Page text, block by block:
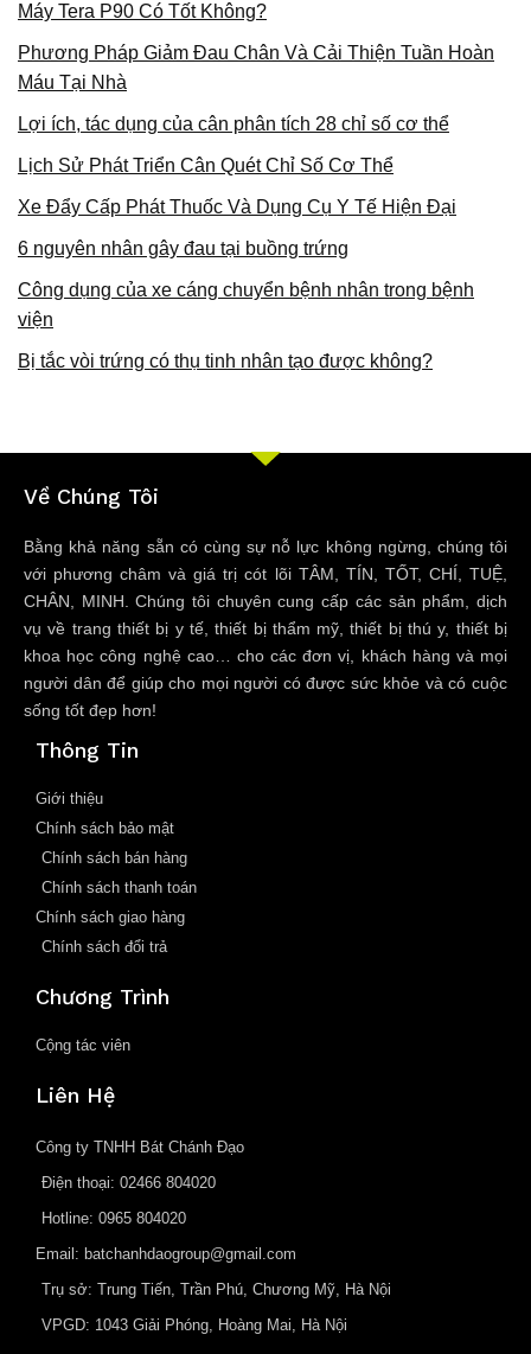
Máy Tera P90 Có Tốt Không?
Phương Pháp Giảm Đau Chân Và Cải Thiện Tuần Hoàn
Máu Tại Nhà
Lợi ích, tác dụng của cân phân tích 28 chỉ số cơ thể
Lịch Sử Phát Triển Cân Quét Chỉ Số Cơ Thể
Xe Đẩy Cấp Phát Thuốc Và Dụng Cụ Y Tế Hiện Đại
6 nguyên nhân gây đau tại buồng trứng
Công dụng của xe cáng chuyển bệnh nhân trong bệnh
viện
Bị tắc vòi trứng có thụ tinh nhân tạo được không?
Về Chúng Tôi
Bằng khả năng sẵn có cùng sự nỗ lực không ngừng, chúng tôi
với phương châm và giá trị cót lõi TÂM, TÍN, TỐT, CHÍ, TUỆ,
CHÂN, MINH. Chúng tôi chuyên cung cấp các sản phẩm, dịch
vụ về trang thiết bị y tế, thiết bị thẩm mỹ, thiết bị thú y, thiết bị
khoa học công nghệ cao… cho các đơn vị, khách hàng và mọi
người dân để giúp cho mọi người có được sức khỏe và có cuộc
sống tốt đẹp hơn!
Thông Tin
Giới thiệu
Chính sách bảo mật
Chính sách bán hàng
Chính sách thanh toán
Chính sách giao hàng
Chính sách đổi trả
Chương Trình
Cộng tác viên
Liên Hệ
Công ty TNHH Bát Chánh Đạo
Điện thoại: 02466 804020
Hotline: 0965 804020
Email: batchanhdaogroup@gmail.com
Trụ sở: Trung Tiến, Trần Phú, Chương Mỹ, Hà Nội
VPGD: 1043 Giải Phóng, Hoàng Mai, Hà Nội